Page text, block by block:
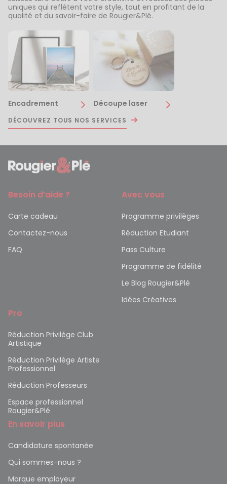
uniques qui reflètent votre style, tout en profitant de la
qualité et du savoir-faire de Rougier&Plé.
Encadrement Découpe laser
DÉCOUVREZ TOUS NOS SERVICES
Besoin d’aide ?
Carte cadeau
Contactez-nous
FAQ
Avec vous
Programme privilèges
Réduction Etudiant
Pass Culture
Programme de fidélité
Le Blog Rougier&Plé
Idées Créatives
Pro
Réduction Privilège Club
Artistique
Réduction Privilège Artiste
Professionnel
Réduction Professeurs
Espace professionnel
Rougier&Plé
En savoir plus
Candidature spontanée
Qui sommes-nous ?
Marque employeur